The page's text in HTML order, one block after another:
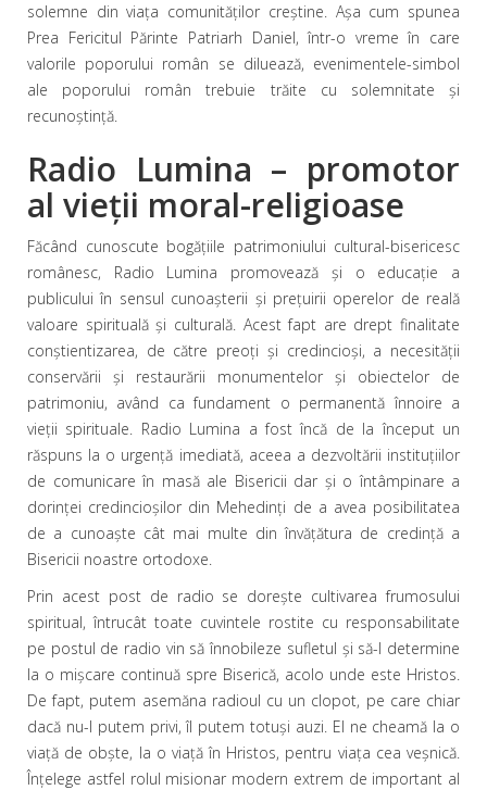
solemne din viaţa comunităţilor creştine. Aşa cum spunea
Prea Fericitul Părinte Patriarh Daniel, într-o vreme în care
valorile poporului român se diluează, evenimentele-simbol
ale poporului român trebuie trăite cu solemnitate şi
recunoştinţă.
Radio Lumina – promotor
al vieţii moral-religioase
Făcând cunoscute bogăţiile patrimoniului cultural-bisericesc
românesc, Radio Lumina promovează şi o educaţie a
publicului în sensul cunoaşterii şi preţuirii operelor de reală
valoare spirituală şi culturală. Acest fapt are drept finalitate
conştientizarea, de către preoţi şi credincioşi, a necesităţii
conservării şi restaurării monumentelor şi obiectelor de
patrimoniu, având ca fundament o permanentă înnoire a
vieţii spirituale. Radio Lumina a fost încă de la început un
răspuns la o urgenţă imediată, aceea a dezvoltării instituţiilor
de comunicare în masă ale Bisericii dar şi o întâmpinare a
dorinţei credincioşilor din Mehedinţi de a avea posibilitatea
de a cunoaşte cât mai multe din învăţătura de credinţă a
Bisericii noastre ortodoxe.
Prin acest post de radio se doreşte cultivarea frumosului
spiritual, întrucât toate cuvintele rostite cu responsabilitate
pe postul de radio vin să înnobileze sufletul şi să-l determine
la o mişcare continuă spre Biserică, acolo unde este Hristos.
De fapt, putem asemăna radioul cu un clopot, pe care chiar
dacă nu-l putem privi, îl putem totuşi auzi. El ne cheamă la o
viaţă de obşte, la o viaţă în Hristos, pentru viaţa cea veşnică.
Înţelege astfel rolul misionar modern extrem de important al